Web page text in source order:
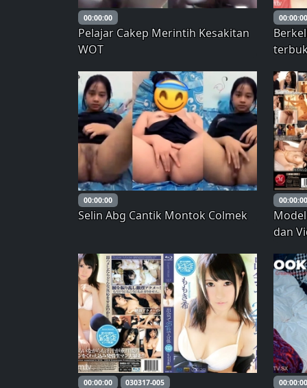
00:00:00
Pelajar Cakep Merintih Kesakitan
WOT
00:00:00
00:00:00
Selin Abg Cantik Montok Colmek
00:00:00
dan
Kana
00:00:00 030317-005 00:00:00